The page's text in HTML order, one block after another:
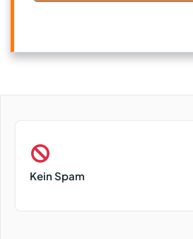
Kein Spam